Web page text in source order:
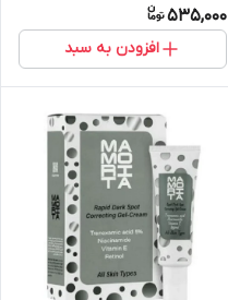
535,000
افزودن به سبد